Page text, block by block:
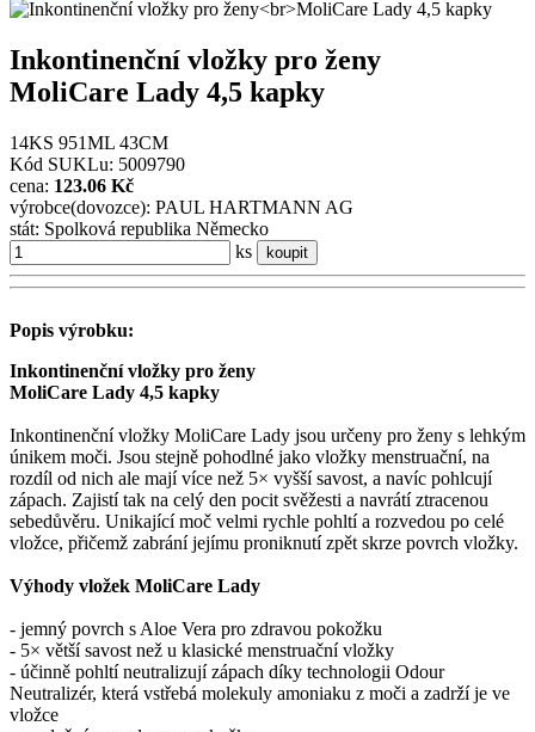
Inkontinenční vložky pro ženy
MoliCare Lady 4,5 kapky
14KS 951ML 43CM
Kód SUKLu: 5009790
cena: 123.06 Kč
výrobce(dovozce): PAUL HARTMANN AG
stát: Spolková republika Německo
ks
koupit
Popis výrobku:
Inkontinenční vložky pro ženy
MoliCare Lady 4,5 kapky
Inkontinenční vložky MoliCare Lady jsou určeny pro ženy s lehkým
únikem moči. Jsou stejně pohodlné jako vložky menstruační, na
rozdíl od nich ale mají více než 5× vyšší savost, a navíc pohlcují
zápach. Zajistí tak na celý den pocit svěžesti a navrátí ztracenou
sebedůvěru. Unikající moč velmi rychle pohltí a rozvedou po celé
vložce, přičemž zabrání jejímu proniknutí zpět skrze povrch vložky.
Výhody vložek MoliCare Lady
- jemný povrch s Aloe Vera pro zdravou pokožku
- 5× větší savost než u klasické menstruační vložky
- účinně pohltí neutralizují zápach díky technologii Odour
Neutralizér, která vstřebá molekuly amoniaku z moči a zadrží je ve
vložce